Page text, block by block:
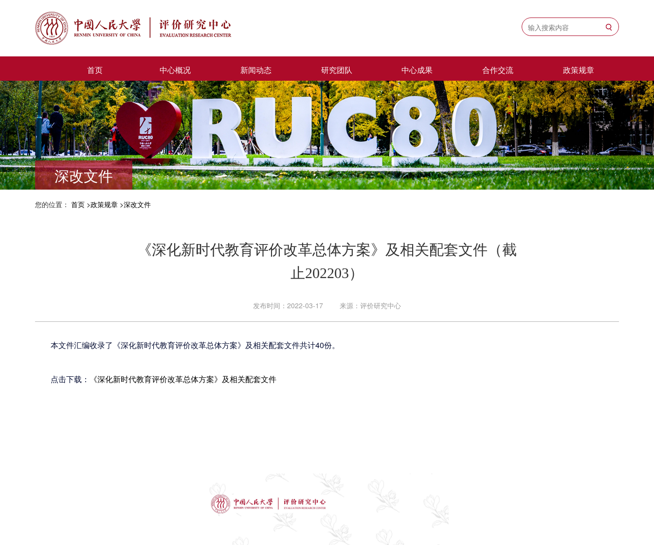
首页 中心概况 新闻动态 研究团队 中心成果 合作交流 政策规章
深改文件
您的位置： 首页 政策规章 深改文件
《深化新时代教育评价改革总体方案》及相关配套文件（截
止202203）
发布时间：2022-03-17 来源：评价研究中心
本文件汇编收录了《深化新时代教育评价改革总体方案》及相关配套文件共计40份。
点击下载： 《深化新时代教育评价改革总体方案》及相关配套文件